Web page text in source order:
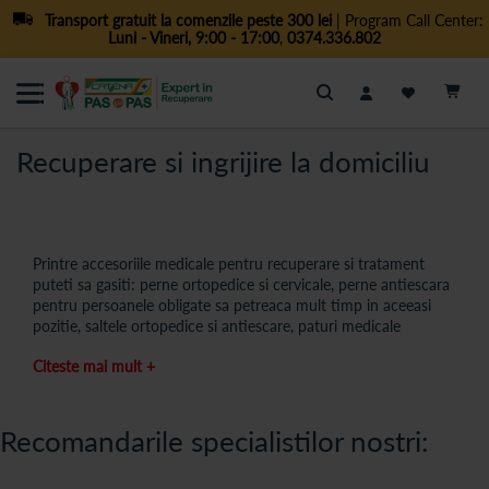
Transport gratuit la comenzile peste 300 lei| Program Call Center:
Luni - Vineri, 9:00 - 17:00, 0374.336.802
Cautare
Recuperare si ingrijire la domiciliu
Printre accesoriile medicale pentru recuperare si tratament
puteti sa gasiti: perne ortopedice si cervicale, perne antiescara
pentru persoanele obligate sa petreaca mult timp in aceeasi
pozitie, saltele ortopedice si antiescare, paturi medicale
masuta cu roti de ingrijire la pat, dispozitive pentru exercitii,
aflat fie in perioada de recuperare in urma unui interventii
chirurgicale, fie persoanei cu deficiente de mobilitate. Atunci
Citeste mai mult +
Recomandarile specialistilor nostri: